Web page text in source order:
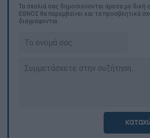
Τα σχολιά σας δημοσιεύονται άμεσα με δική
ΕΘΝΟΣ θα παρεμβαίνει και τα προσβλητικά
διαγράφονται